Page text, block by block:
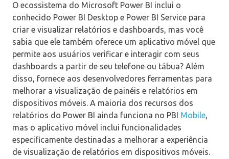
O ecossistema do Microsoft Power BI inclui o
conhecido Power BI Desktop e Power BI Service para
criar e visualizar relatórios e dashboards, mas você
sabia que ele também oferece um aplicativo móvel que
permite aos usuários verificar e interagir com seus
dashboards a partir de seu telefone ou tábua? Além
disso, fornece aos desenvolvedores ferramentas para
melhorar a visualização de painéis e relatórios em
dispositivos móveis. A maioria dos recursos dos
relatórios do Power BI ainda funciona no PBI Mobile,
mas o aplicativo móvel inclui funcionalidades
especificamente destinadas a melhorar a experiência
de visualização de relatórios em dispositivos móveis.